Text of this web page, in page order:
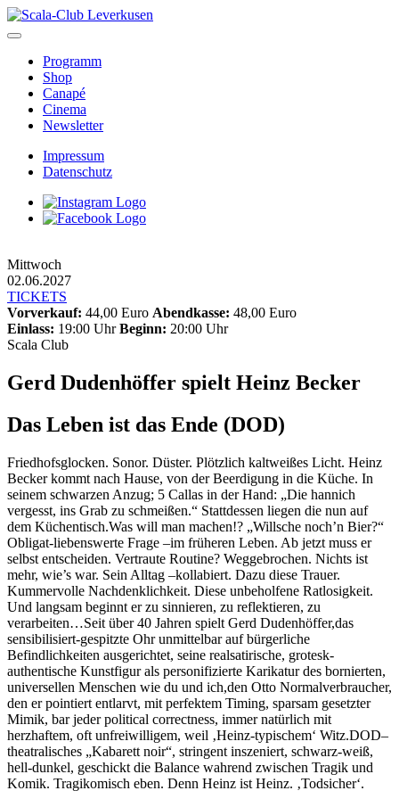
Skip
to
Programm
Shop
Canapé
Cinema
Newsletter
Impressum
Datenschutz
Mittwoch
02.06.2027
TICKETS
Vorverkauf: 44,00 Euro Abendkasse: 48,00 Euro
Einlass: 19:00 UhrBeginn: 20:00 Uhr
Scala Club
Gerd Dudenhöffer spielt Heinz Becker
Das Leben ist das Ende (DOD)
Friedhofsglocken. Sonor. Düster. Plötzlich kaltweißes Licht. Heinz
Becker kommt nach Hause, von der Beerdigung in die Küche. In
seinem schwarzen Anzug; 5 Callas in der Hand: „Die hannich
vergesst, ins Grab zu schmeißen.“ Stattdessen liegen die nun auf
dem Küchentisch.Was will man machen!? „Willsche noch’n Bier?“
Obligat-liebenswerte Frage –im früheren Leben. Ab jetzt muss er
selbst entscheiden. Vertraute Routine? Weggebrochen. Nichts ist
mehr, wie’s war. Sein Alltag –kollabiert. Dazu diese Trauer.
Kummervolle Nachdenklichkeit. Diese unbeholfene Ratlosigkeit.
Und langsam beginnt er zu sinnieren, zu reflektieren, zu
verarbeiten…Seit über 40 Jahren spielt Gerd Dudenhöffer,das
sensibilisiert-gespitzte Ohr unmittelbar auf bürgerliche
Befindlichkeiten ausgerichtet, seine realsatirische, grotesk-
authentische Kunstfigur als personifizierte Karikatur des bornierten,
universellen Menschen wie du und ich,den Otto Normalverbraucher,
den er pointiert entlarvt, mit perfektem Timing, sparsam gesetzter
Mimik, bar jeder political correctness, immer natürlich mit
herzhaftem, oft unfreiwilligem, weil ‚Heinz-typischem‘ Witz.DOD–
theatralisches „Kabarett noir“, stringent inszeniert, schwarz-weiß,
hell-dunkel, geschickt die Balance wahrend zwischen Tragik und
Komik. Tragikomisch eben. Denn Heinz ist Heinz. ‚Todsicher‘.